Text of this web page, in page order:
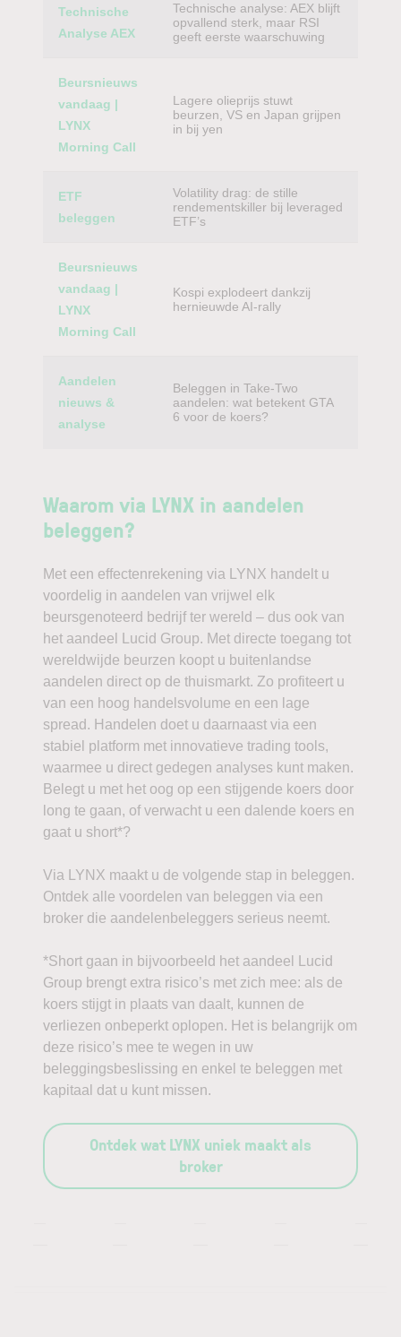
Technische
Analyse AEX
Technische analyse: AEX blijft
opvallend sterk, maar RSI
geeft eerste waarschuwing
Beursnieuws
vandaag |
LYNX
Morning Call
Lagere olieprijs stuwt
beurzen, VS en Japan grijpen
in bij yen
ETF
beleggen
Volatility drag: de stille
rendementskiller bij leveraged
ETF’s
Beursnieuws
vandaag |
LYNX
Morning Call
Kospi explodeert dankzij
hernieuwde AI-rally
Aandelen
nieuws &
analyse
Beleggen in Take-Two
aandelen: wat betekent GTA
6 voor de koers?
Waarom via LYNX in aandelen
beleggen?
Met een effectenrekening via LYNX handelt u
voordelig in aandelen van vrijwel elk
beursgenoteerd bedrijf ter wereld – dus ook van
het aandeel Lucid Group. Met directe toegang tot
wereldwijde beurzen koopt u buitenlandse
aandelen direct op de thuismarkt. Zo profiteert u
van een hoog handelsvolume en een lage
spread. Handelen doet u daarnaast via een
stabiel platform met innovatieve trading tools,
waarmee u direct gedegen analyses kunt maken.
Belegt u met het oog op een stijgende koers door
long te gaan, of verwacht u een dalende koers en
gaat u short*?
Via LYNX maakt u de volgende stap in beleggen.
Ontdek alle voordelen van beleggen via een
broker die aandelenbeleggers serieus neemt.
*Short gaan in bijvoorbeeld het aandeel Lucid
Group brengt extra risico’s met zich mee: als de
koers stijgt in plaats van daalt, kunnen de
verliezen onbeperkt oplopen. Het is belangrijk om
deze risico’s mee te wegen in uw
beleggingsbeslissing en enkel te beleggen met
kapitaal dat u kunt missen.
Ontdek wat LYNX uniek maakt als
broker